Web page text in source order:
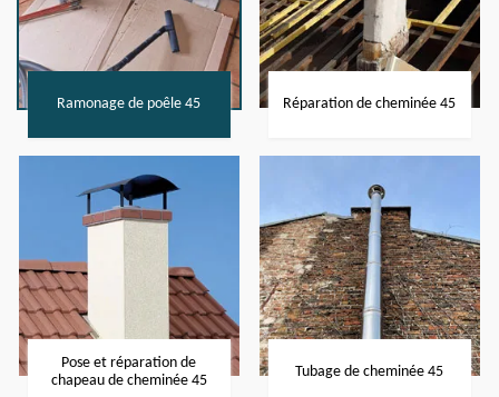
Ramonage de poêle 45 Réparation de cheminée 45
Pose et réparation de
chapeau de cheminée 45
Tubage de cheminée 45